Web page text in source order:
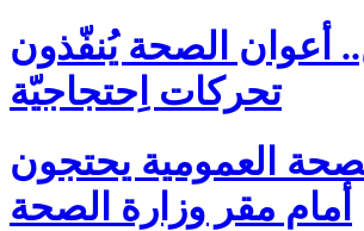
أعوان الصحة يُنفّذون
تحركات اِحتجاجيّة
العمومية يحتجون
أمام مقر وزارة الصحة